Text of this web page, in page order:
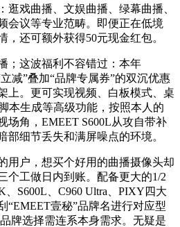
逛戏曲播、文娱曲播、绿幕曲播、
会议等专业范畴。即便正在低境
，还可额外获得50元现金红包。
这波福利不容错过：本年
减”叠加“品牌专属券”的双沉优惠
上。更可实现视频、白板模式、桌
本生成等高级功能，按照本人的
场角，EMEET S600L从攻自带补
部细节丢失和满屏噪点的环境。
户，想买个好用的曲播摄像头却
个工做日内到账。配备更大的1/2
S600L、C960 Ultra、PIXY四大
“EMEET壹秘”品牌名进行对应型
牌选择需连系本身需求。无疑是